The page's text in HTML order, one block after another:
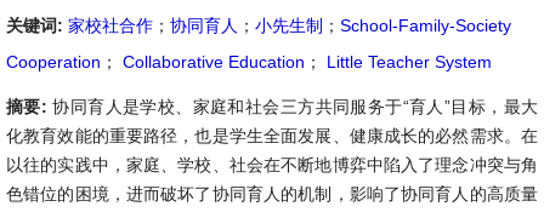
关键词: 家校社合作 ； 协同育人 ； 小先生制 ； School-Family-Society
Cooperation ； Collaborative Education ； Little Teacher System
摘要:协同育人是学校、家庭和社会三方共同服务于“育人”目标，最大
化教育效能的重要路径，也是学生全面发展、健康成长的必然需求。在
以往的实践中，家庭、学校、社会在不断地博弈中陷入了理念冲突与角
色错位的困境，进而破坏了协同育人的机制，影响了协同育人的高质量